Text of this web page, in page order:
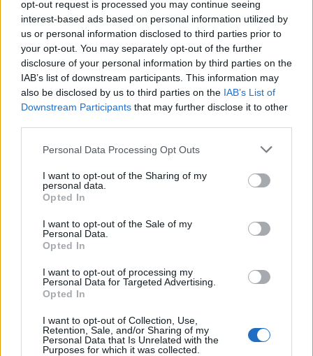
opt-out request is processed you may continue seeing
interest-based ads based on personal information utilized by
us or personal information disclosed to third parties prior to
your opt-out. You may separately opt-out of the further
disclosure of your personal information by third parties on the
IAB’s list of downstream participants. This information may
also be disclosed by us to third parties on the IAB’s List of
Downstream Participants that may further disclose it to other
Please note that this website/app uses one or more Google
not limited to your visit or usage behaviour. You may click to
grant or deny consent to Google and its third-party tags to
use your data for below specified purposes in below Google
consent section.
Personal Data Processing Opt Outs
I want to opt-out of the Sharing of my
personal data.
Opted In
I want to opt-out of the Sale of my
Personal Data.
Opted In
I want to opt-out of processing my
Personal Data for Targeted Advertising.
Opted In
I want to opt-out of Collection, Use,
Retention, Sale, and/or Sharing of my
Personal Data that Is Unrelated with the
Purposes for which it was collected.
Sigue leyendo
NEWS